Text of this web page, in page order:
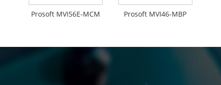
Prosoft MVI56E-MCM Prosoft MVI46-MBP